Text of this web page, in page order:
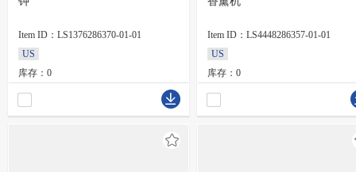
Item ID：LS1376286370-01-01
US
库存：0
Item ID：LS4448286357-01-01
US
库存：0